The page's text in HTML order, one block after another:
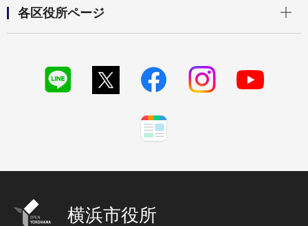
各区役所ページ
横浜市役所